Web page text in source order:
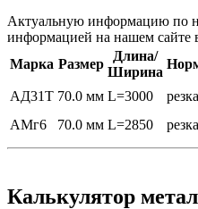
Актуальную информацию по
информацией на нашем сайте
Марка Размер
Длина/
Ширина
АД31Т 70.0 мм L=3000
АМг6 70.0 мм L=2850
Калькулятор